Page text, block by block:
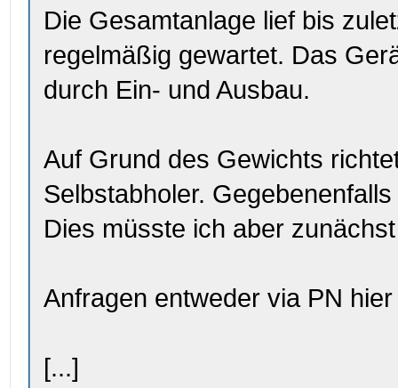
Die Gesamtanlage lief bis
regelmäßig gewartet. Das
durch Ein- und Ausbau.
Auf Grund des Gewichts
Selbstabholer.
Dies müsste ich aber
Anfragen entweder via PN
[...]